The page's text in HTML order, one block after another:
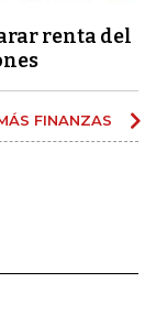
renta del
FINANZAS